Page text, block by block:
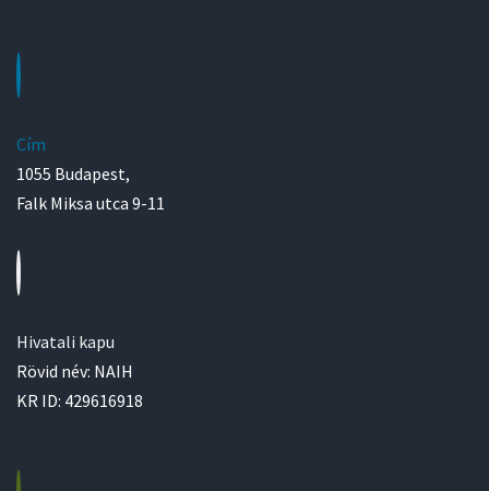
Cím
1055 Budapest,
Falk Miksa utca 9-11
Hivatali kapu
Rövid név: NAIH
KR ID: 429616918